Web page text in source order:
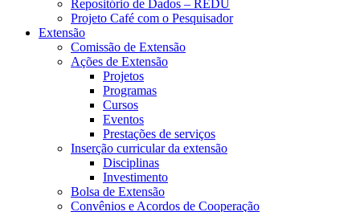
Repositório de Dados – REDU
Projeto Café com o Pesquisador
Extensão
Comissão de Extensão
Ações de Extensão
Projetos
Programas
Cursos
Eventos
Prestações de serviços
Inserção curricular da extensão
Disciplinas
Investimento
Bolsa de Extensão
Convênios e Acordos de Cooperação